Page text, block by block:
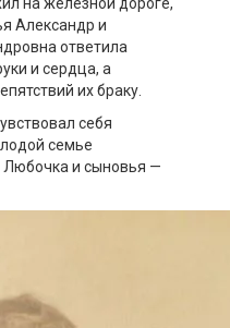
на железной дороге,
Александр и
ответила
и сердца, а
их браку.
себя
семье
Любочка и сыновья —